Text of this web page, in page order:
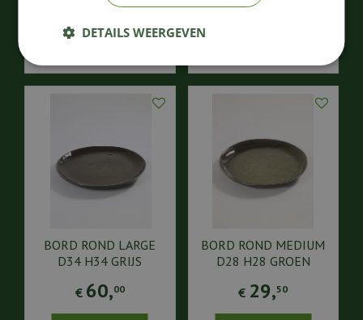
Bestellen
BORD ROND LARGE
D34 H34 GRIJS
€ 60,00
BORD ROND MEDIUM
D28 H28 GROEN
€ 29,50
DETAILS WEERGEVEN